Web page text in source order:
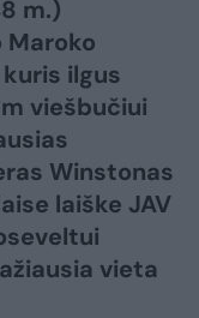
m.)
ilgus
viešbučiui
Winstonas
laiške JAV
vieta